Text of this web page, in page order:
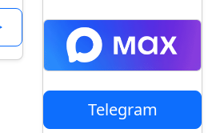
Telegram